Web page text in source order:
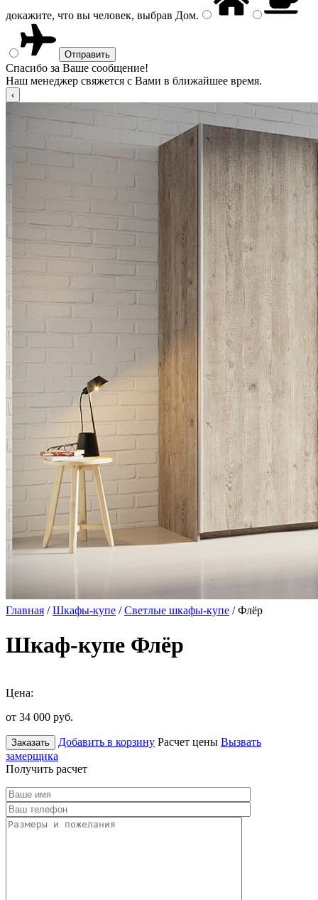
докажите, что вы человек, выбрав Дом.
Спасибо за Ваше сообщение!
Наш менеджер свяжется с Вами в ближайшее время.
Главная /Шкафы-купе /Светлые шкафы-купе / Флёр
Шкаф-купе Флёр
Цена:
от 34 000 руб.
Заказать Добавить в корзину Расчет цены Вызвать
замерщика
Получить расчет